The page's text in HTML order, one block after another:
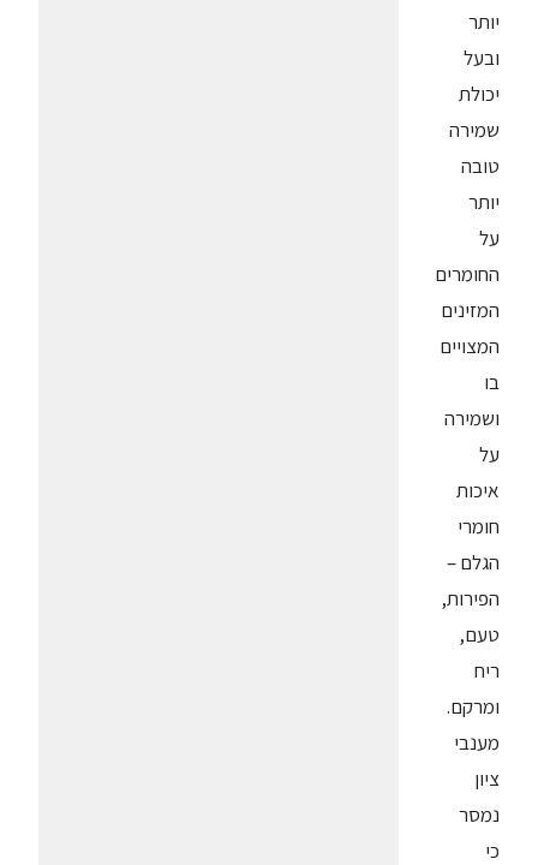
יותר
ובעל
יכולת
שמירה
טובה
יותר
על
החומרים
המזינים
המצויים
בו
ושמירה
על
איכות
חומרי
הגלם –
הפירות,
טעם,
ריח
ומרקם.
מענבי
ציון
נמסר
כי